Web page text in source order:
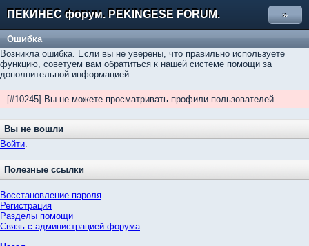
ПЕКИНЕС форум. PEKINGESE FORUM. »
Ошибка
Возникла ошибка. Если вы не уверены, что правильно используете
функцию, советуем вам обратиться к нашей системе помощи за
дополнительной информацией.
[#10245] Вы не можете просматривать профили пользователей.
Вы не вошли
Войти.
Полезные ссылки
Восстановление пароля
Регистрация
Разделы помощи
Связь с администрацией форума